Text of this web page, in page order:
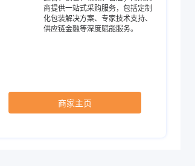
商提供一站式采购服务，包括定制
化包装解决方案、专家技术支持、
供应链金融等深度赋能服务。
商家主页